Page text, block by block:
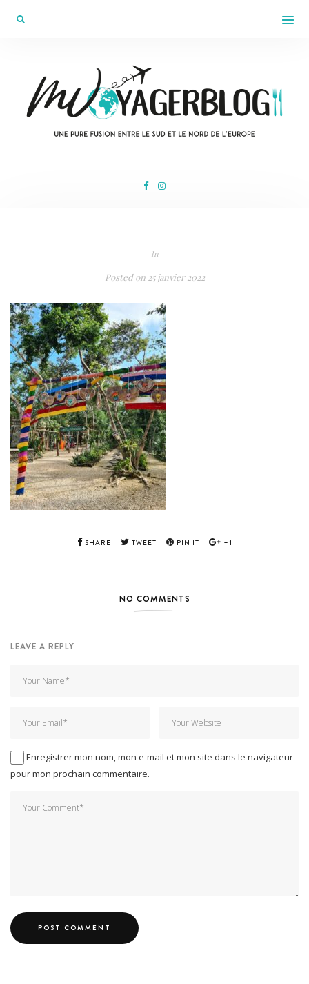
In
Posted on25 janvier 2022
SHARE TWEET PIN IT +1
NO COMMENTS
LEAVE A REPLY
Enregistrer mon nom, mon e-mail et mon site dans le navigateur
pour mon prochain commentaire.